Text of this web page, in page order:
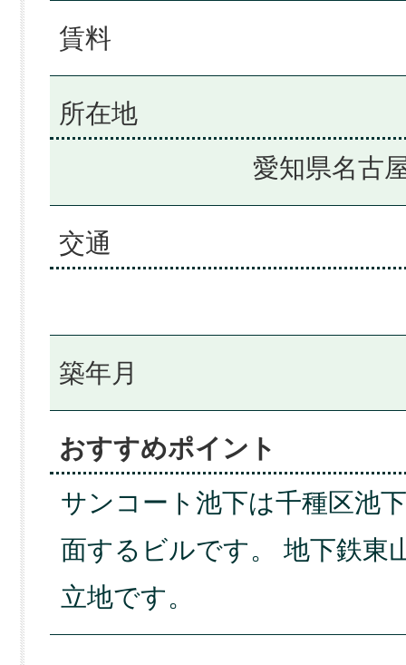
賃料
所在地
愛知県名古
交通
築年月
おすすめポイント
サンコート池下は千種区池
面するビルです。 地下鉄東
立地です。